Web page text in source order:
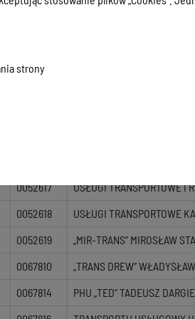
0052617 USŁUGI TRANSPORTOWE I
0052618 USŁUGI TRANSPORTOWE
0052619 „MIR-TRANS” MIROSŁAW
0067810 „TRANS DREW”
0067814 PHU „TED” TADEUSZ
strony